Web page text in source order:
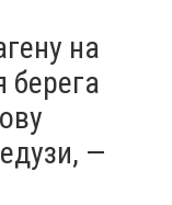
на
берега
—